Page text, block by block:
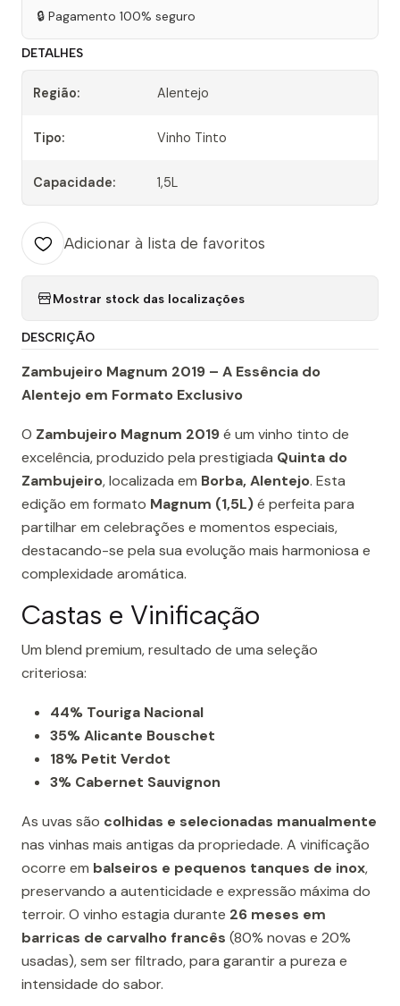
🔒 Pagamento 100% seguro
DETALHES
Região: Alentejo
Tipo: Vinho Tinto
Capacidade: 1,5L
Adicionar à lista de favoritos
Mostrar stock das localizações
DESCRIÇÃO
Zambujeiro Magnum 2019 – A Essência do
Alentejo em Formato Exclusivo
O Zambujeiro Magnum 2019é um vinho tinto de
excelência, produzido pela prestigiada Quinta do
Zambujeiro, localizada em Borba, Alentejo. Esta
edição em formato Magnum (1,5L)é perfeita para
partilhar em celebrações e momentos especiais,
destacando-se pela sua evolução mais harmoniosa e
complexidade aromática.
Castas e Vinificação
Um blend premium, resultado de uma seleção
criteriosa:
44% Touriga Nacional
35% Alicante Bouschet
18% Petit Verdot
3% Cabernet Sauvignon
As uvas são colhidas e selecionadas manualmente
nas vinhas mais antigas da propriedade. A vinificação
ocorre em balseiros e pequenos tanques de inox,
preservando a autenticidade e expressão máxima do
terroir. O vinho estagia durante 26 meses em
barricas de carvalho francês (80% novas e 20%
usadas), sem ser filtrado, para garantir a pureza e
intensidade do sabor.